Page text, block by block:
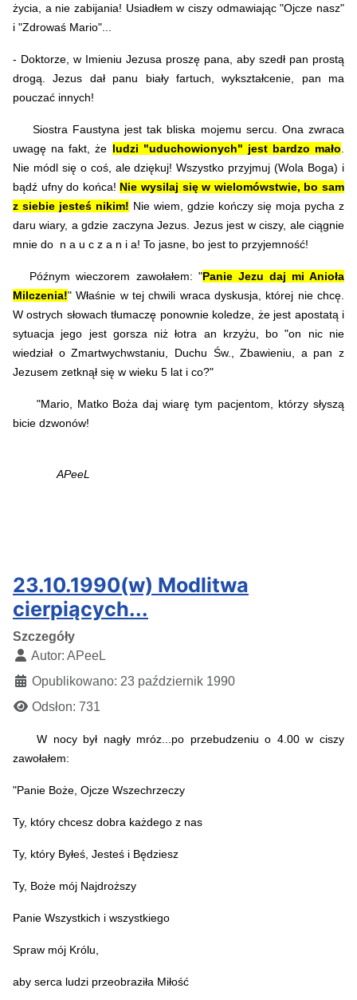
życia, a nie zabijania! Usiadłem w ciszy odmawiając "Ojcze nasz"
i "Zdrowaś Mario"...
- Doktorze, w Imieniu Jezusa proszę pana, aby szedł pan prostą
drogą. Jezus dał panu biały fartuch, wykształcenie, pan ma
pouczać innych!
Siostra Faustyna jest tak bliska mojemu sercu. Ona zwraca
uwagę na fakt, że ludzi "uduchowionych" jest bardzo mało
Nie módl się o coś, ale dziękuj! Wszystko przyjmuj (Wola Boga) i
bądź ufny do końca! Nie wysilaj się w wielomówstwie, bo sam
z siebie jesteś nikim! Nie wiem, gdzie kończy się moja pycha z
daru wiary, a gdzie zaczyna Jezus. Jezus jest w ciszy, ale ciągnie
mnie do n a u c z a n i a! To jasne, bo jest to przyjemność!
Późnym wieczorem zawołałem: "Panie Jezu daj mi Anioła
Milczenia!" Właśnie w tej chwili wraca dyskusja, której nie chcę.
W ostrych słowach tłumaczę ponownie koledze, że jest apostatą i
sytuacja jego jest gorsza niż łotra an krzyżu, bo "on nic nie
wiedział o Zmartwychwstaniu, Duchu Św., Zbawieniu, a pan z
Jezusem zetknął się w wieku 5 lat i co?"
"Mario, Matko Boża daj wiarę tym pacjentom, którzy słyszą
bicie dzwonów!
APeeL
23.10.1990(w) Modlitwa
cierpiących...
Szczegóły
Autor: APeeL
Opublikowano: 23 październik 1990
Odsłon: 731
W nocy był nagły mróz...po przebudzeniu o 4.00 w ciszy
zawołałem:
"Panie Boże, Ojcze Wszechrzeczy
Ty, który chcesz dobra każdego z nas
Ty, który Byłeś, Jesteś i Będziesz
Ty, Boże mój Najdroższy
Panie Wszystkich i wszystkiego
Spraw mój Królu,
aby serca ludzi przeobraziła Miłość